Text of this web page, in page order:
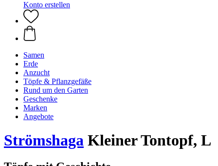
Konto erstellen
Samen
Erde
Anzucht
Töpfe & Pflanzgefäße
Rund um den Garten
Geschenke
Marken
Angebote
Strömshaga Kleiner Tontopf, L